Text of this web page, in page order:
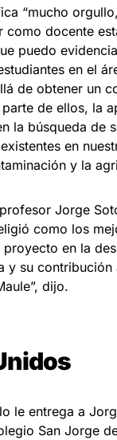
“mucho
como docente
puedo
en el
de obtener un
de ellos, la
la búsqueda de
en
y la
Jorge
como los
en la
y su contribución
dijo.
le entrega a
San Jorge